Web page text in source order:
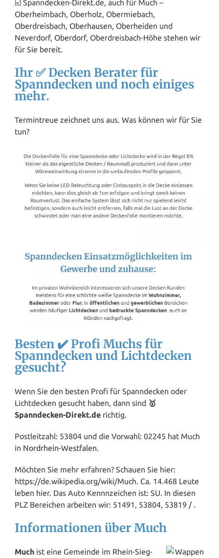
☑️ Spanndecken-Direkt.de, auch für Much –
Oberheimbach, Oberholz, Obermiebach,
Oberdreisbach, Oberhausen , Oberheiden und
Neverdorf, Oberdorf, Oberdreisbach-Höhe stehen wir
für Sie bereit.
Ihr ✅ Decken Berater für
Spanndecken und noch einiges
mehr.
Termintreue zeichnet uns aus. Was können wir für Sie
tun?
Besten ✔️ Profi Muchs für
Spanndecken und Lichtdecken
gesucht?
Wenn Sie den besten Profi für Spanndecken oder
Lichtdecken gesucht haben, dann sind 🥇
Spanndecken-Direkt.de richtig.
Postleitzahl: 53804 und die Vorwahl: 02245 hat Much
in Nordrhein-Westfalen.
Möchten Sie mehr erfahren? Schauen Sie hier:
https://de.wikipedia.org/wiki/Much. Ca. 14.468 Leute
leben hier. Das Auto Kennnzeichen ist: SU. In diesen
PLZ Bereichen arbeiten wir: 51491, 53804, 53819 / .
Informationen über Much
Much ist eine Gemeinde im Rhein-Sieg-